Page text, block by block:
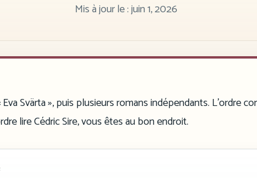
Mis à jour le :juin 1, 2026
Svärta », puis plusieurs romans indépendants. L’ordre
lire Cédric Sire, vous êtes au bon endroit.